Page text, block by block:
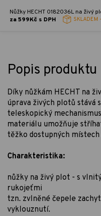
Nůžky HECHT 0182036L na živý
za 599Kč s DPH
SKLADEM
Popis produktu
Díky nůžkám HECHT na
úprava živých plotů stává
teleskopický
materiálu umožňuje
těžko dostupných
Charakteristika:
nůžky na živý plot - s
rukojeťmi
tzn. zvlněné čepele
vyklouznutí.